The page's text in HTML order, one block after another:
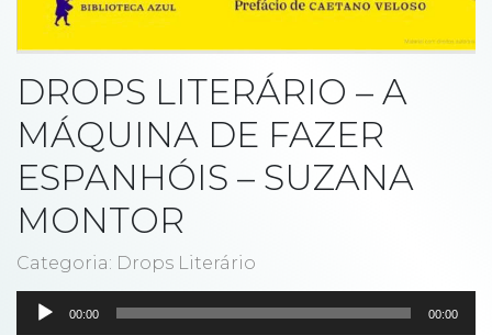
DROPS LITERÁRIO – A
MÁQUINA DE FAZER
ESPANHÓIS – SUZANA
MONTOR
Categoria: Drops Literário
Tocador
00:00 00:00